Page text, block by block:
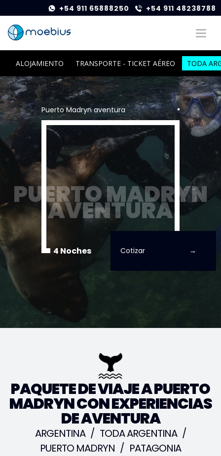
+54 911 65888250 +54 911 48238788
ALOJAMIENTO TRANSPORTE - TICKET AÉREO TODA
PUERTO MADRYN
AVENTURA
Puerto Madryn aventura
4 Noches Cotizar
PAQUETE DE VIAJE A PUERTO
MADRYN CON EXPERIENCIAS
DE AVENTURA
ARGENTINA / TODA ARGENTINA /
PUERTO MADRYN / PATAGONIA